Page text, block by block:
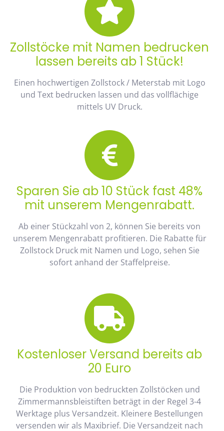
Zollstöcke mit Namen bedrucken
lassen bereits ab 1 Stück!
Einen hochwertigen Zollstock / Meterstab mit Logo
und Text bedrucken lassen und das vollflächige
mittels UV Druck.
Sparen Sie ab 10 Stück fast 48%
mit unserem Mengenrabatt.
Ab einer Stückzahl von 2, können Sie bereits von
unserem Mengenrabatt profitieren. Die Rabatte für
Zollstock Druck mit Namen und Logo, sehen Sie
sofort anhand der Staffelpreise.
Kostenloser Versand bereits ab
20 Euro
Die Produktion von bedruckten Zollstöcken und
Zimmermannsbleistiften beträgt in der Regel 3-4
Werktage plus Versandzeit. Kleinere Bestellungen
versenden wir als Maxibrief. Die Versandzeit nach